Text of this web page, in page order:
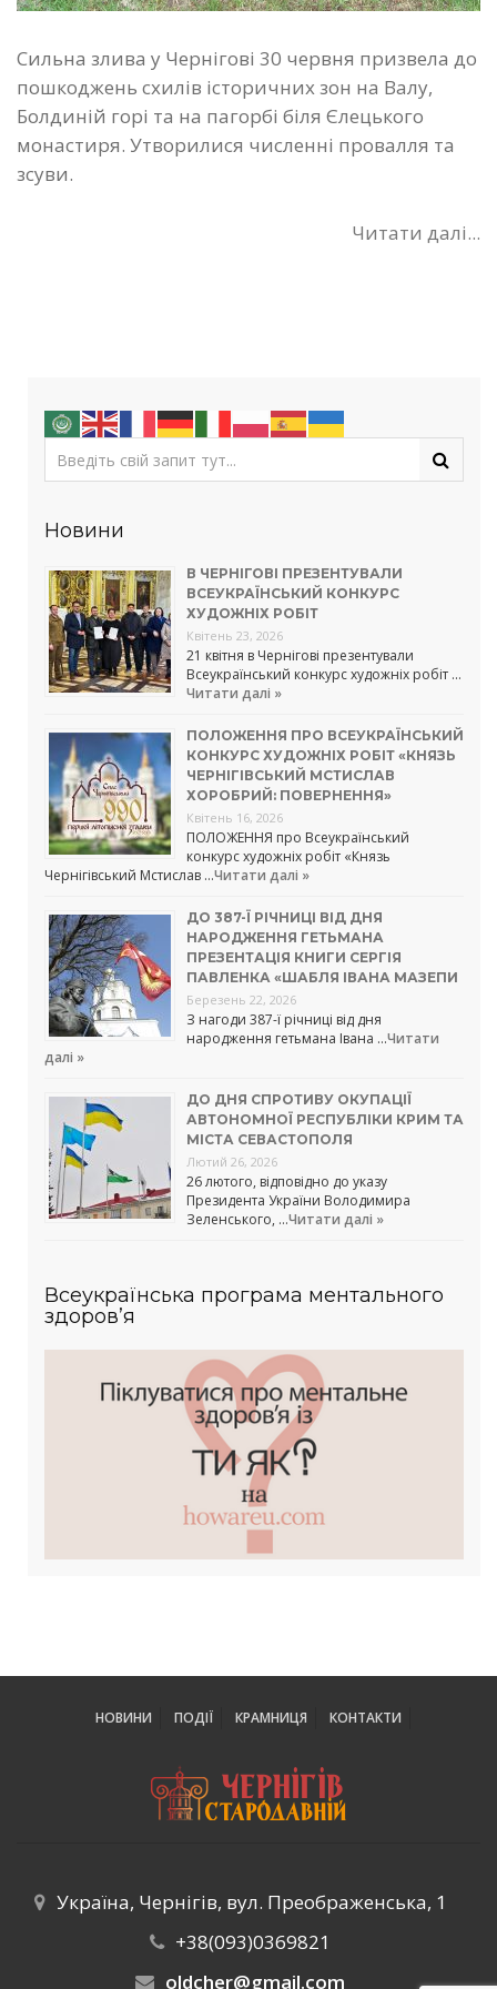
Сильна злива у Чернігові 30 червня призвела до
пошкоджень схилів історичних зон на Валу,
Болдиній горі та на пагорбі біля Єлецького
монастиря. Утворилися численні провалля та
зсуви.
Читати далі...
Новини
В ЧЕРНІГОВІ ПРЕЗЕНТУВАЛИ
ВСЕУКРАЇНСЬКИЙ КОНКУРС
ХУДОЖНІХ РОБІТ
Квітень 23, 2026
21 квітня в Чернігові презентували
Всеукраїнський конкурс художніх робіт …
Читати далі »
ПОЛОЖЕННЯ ПРО ВСЕУКРАЇНСЬКИЙ
КОНКУРС ХУДОЖНІХ РОБІТ «КНЯЗЬ
ЧЕРНІГІВСЬКИЙ МСТИСЛАВ
ХОРОБРИЙ: ПОВЕРНЕННЯ»
Квітень 16, 2026
ПОЛОЖЕННЯ про Всеукраїнський
конкурс художніх робіт «Князь
Чернігівський Мстислав …Читати далі »
ДО 387-Ї РІЧНИЦІ ВІД ДНЯ
НАРОДЖЕННЯ ГЕТЬМАНА
ПРЕЗЕНТАЦІЯ КНИГИ СЕРГІЯ
ПАВЛЕНКА «ШАБЛЯ ІВАНА МАЗЕПИ
Березень 22, 2026
З нагоди 387-ї річниці від дня
народження гетьмана Івана …Читати
далі »
ДО ДНЯ СПРОТИВУ ОКУПАЦІЇ
АВТОНОМНОЇ РЕСПУБЛІКИ КРИМ ТА
МІСТА СЕВАСТОПОЛЯ
Лютий 26, 2026
26 лютого, відповідно до указу
Президента України Володимира
Зеленського, …Читати далі »
Всеукраїнська програма ментального
здоров’я
НОВИНИ ПОДІЇ КРАМНИЦЯ КОНТАКТИ
Україна, Чернігів, вул. Преображенська, 1
+38(093)0369821
oldcher@gmail.com